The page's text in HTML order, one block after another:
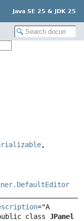
Java SE 25 & JDK 25
,
="A
class JPanel